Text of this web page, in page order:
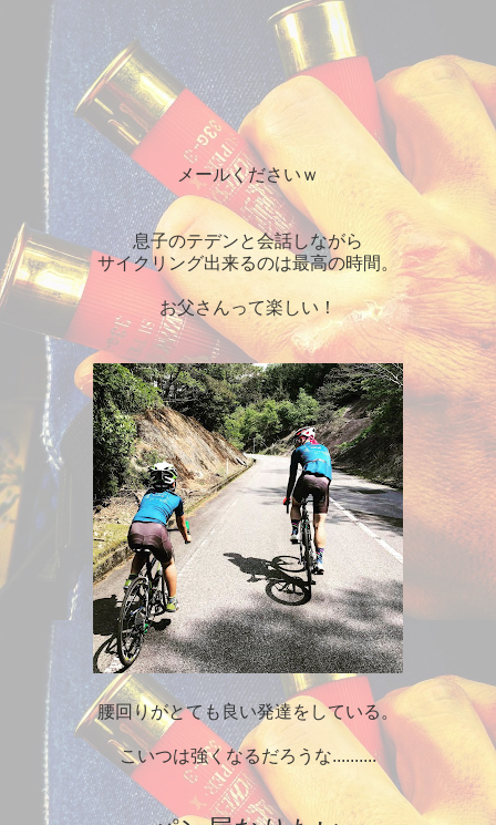
メールくださいｗ
息子のテデンと会話しながら
サイクリング出来るのは最高の時間。
お父さんって楽しい！
腰回りがとても良い発達をしている。
こいつは強くなるだろうな..........